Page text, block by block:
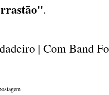
.
| Com Band